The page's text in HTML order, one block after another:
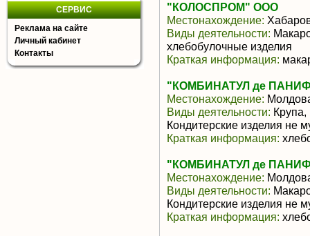
СЕРВИС
Реклама на сайте
Личный кабинет
Контакты
"КОЛОСПРОМ" ООО
Местонахождение:
Виды деятельности:
хлебобулочные изделия
Краткая информация:
"КОМБИНАТУЛ де
Местонахождение:
Виды деятельности:
Кондитерские изделия не
Краткая информация:
"КОМБИНАТУЛ де
Местонахождение:
Виды деятельности:
Кондитерские изделия не
Краткая информация: